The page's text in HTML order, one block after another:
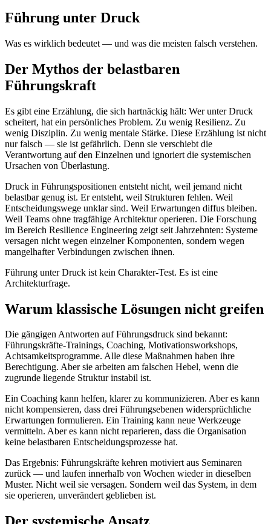
Führung unter Druck
Was es wirklich bedeutet — und was die meisten falsch verstehen.
Der Mythos der belastbaren
Führungskraft
Es gibt eine Erzählung, die sich hartnäckig hält: Wer unter Druck
scheitert, hat ein persönliches Problem. Zu wenig Resilienz. Zu
wenig Disziplin. Zu wenig mentale Stärke. Diese Erzählung ist nicht
nur falsch — sie ist gefährlich. Denn sie verschiebt die
Verantwortung auf den Einzelnen und ignoriert die systemischen
Ursachen von Überlastung.
Druck in Führungspositionen entsteht nicht, weil jemand nicht
belastbar genug ist. Er entsteht, weil Strukturen fehlen. Weil
Entscheidungswege unklar sind. Weil Erwartungen diffus bleiben.
Weil Teams ohne tragfähige Architektur operieren. Die Forschung
im Bereich Resilience Engineering zeigt seit Jahrzehnten: Systeme
versagen nicht wegen einzelner Komponenten, sondern wegen
mangelhafter Verbindungen zwischen ihnen.
Führung unter Druck ist kein Charakter-Test. Es ist eine
Architekturfrage.
Warum klassische Lösungen nicht greifen
Die gängigen Antworten auf Führungsdruck sind bekannt:
Führungskräfte-Trainings, Coaching, Motivationsworkshops,
Achtsamkeitsprogramme. Alle diese Maßnahmen haben ihre
Berechtigung. Aber sie arbeiten am falschen Hebel, wenn die
zugrunde liegende Struktur instabil ist.
Ein Coaching kann helfen, klarer zu kommunizieren. Aber es kann
nicht kompensieren, dass drei Führungsebenen widersprüchliche
Erwartungen formulieren. Ein Training kann neue Werkzeuge
vermitteln. Aber es kann nicht reparieren, dass die Organisation
keine belastbaren Entscheidungsprozesse hat.
Das Ergebnis: Führungskräfte kehren motiviert aus Seminaren
zurück — und laufen innerhalb von Wochen wieder in dieselben
Muster. Nicht weil sie versagen. Sondern weil das System, in dem
sie operieren, unverändert geblieben ist.